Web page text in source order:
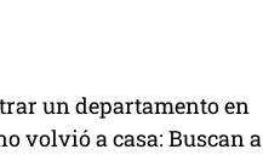
un departamento en
volvió a casa: Buscan a